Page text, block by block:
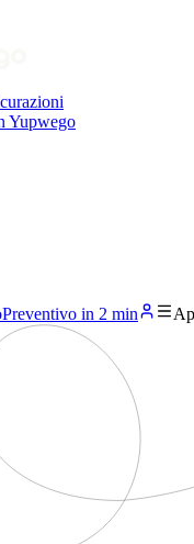
Yupwego
Preventivo in 2 min